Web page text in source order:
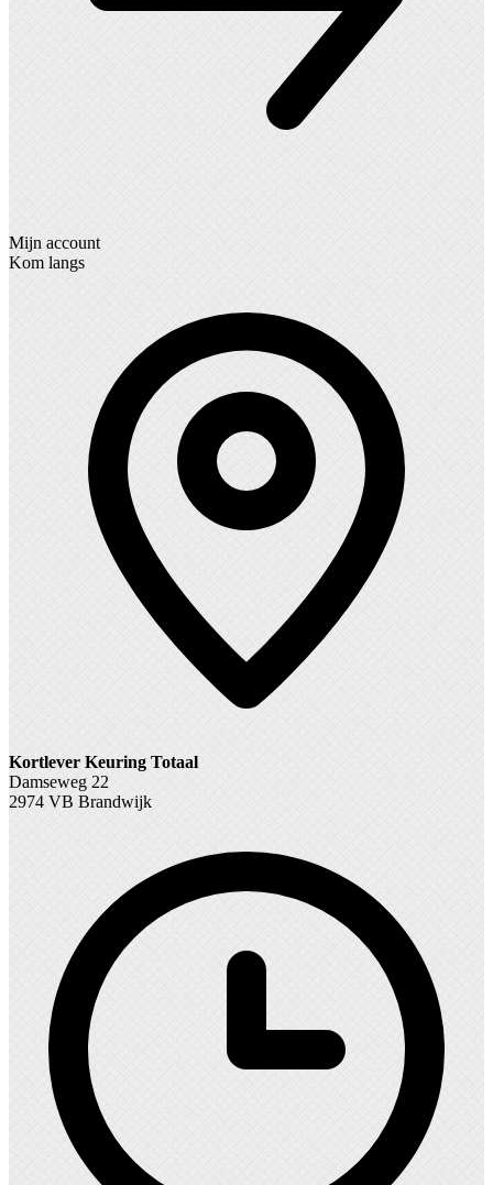
Mijn account
Kom langs
Kortlever Keuring Totaal
Damseweg 22
2974 VB Brandwijk